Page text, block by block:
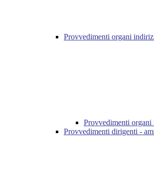
Provvedimenti organi
Provvedimenti
Provvedimenti dirigenti -